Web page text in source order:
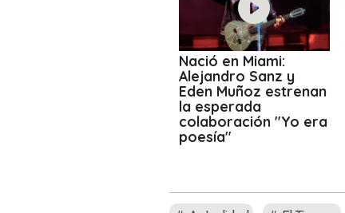
Nació en Miami:
Alejandro Sanz y
Eden Muñoz estrenan
la esperada
colaboración "Yo era
poesía"